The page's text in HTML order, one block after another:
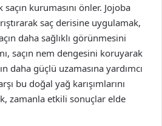
kurumasını önler. Jojoba
saç derisine uygulamak,
daha sağlıklı görünmesini
saçın nem dengesini koruyarak
daha güçlü uzamasına yardımcı
bu doğal yağ karışımlarını
zamanla etkili sonuçlar elde